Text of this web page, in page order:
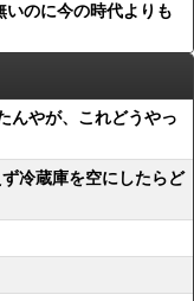
のに今の時代よりも
んやが、これどうやっ
冷蔵庫を空にしたらど